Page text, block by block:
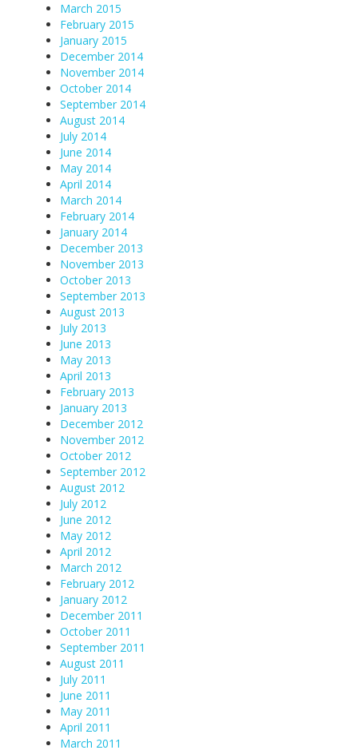
March 2015
February 2015
January 2015
December 2014
November 2014
October 2014
September 2014
August 2014
July 2014
June 2014
May 2014
April 2014
March 2014
February 2014
January 2014
December 2013
November 2013
October 2013
September 2013
August 2013
July 2013
June 2013
May 2013
April 2013
February 2013
January 2013
December 2012
November 2012
October 2012
September 2012
August 2012
July 2012
June 2012
May 2012
April 2012
March 2012
February 2012
January 2012
December 2011
October 2011
September 2011
August 2011
July 2011
June 2011
May 2011
April 2011
March 2011